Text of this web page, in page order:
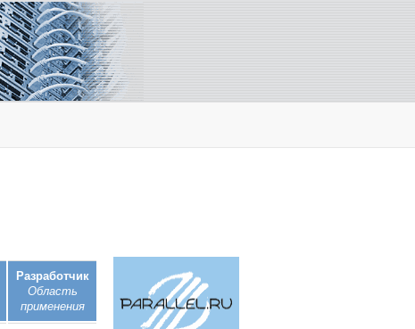
Разработчик
Область
применения